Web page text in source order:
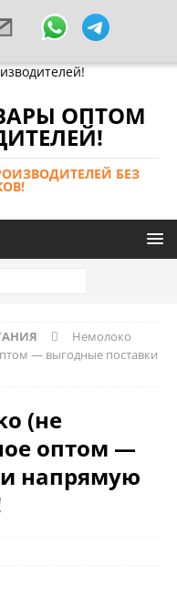
ОПТОМ
БЕЗ
Немолоко
— выгодные поставки
(не
оптом —
напрямую